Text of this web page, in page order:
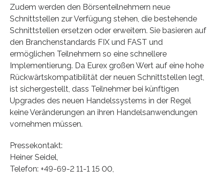
Zudem werden den Börsenteilnehmern neue
Schnittstellen zur Verfügung stehen, die bestehende
Schnittstellen ersetzen oder erweitern. Sie basieren auf
den Branchenstandards FIX und FAST und
ermöglichen Teilnehmern so eine schnellere
Implementierung. Da Eurex großen Wert auf eine hohe
Rückwärtskompatibilität der neuen Schnittstellen legt,
ist sichergestellt, dass Teilnehmer bei künftigen
Upgrades des neuen Handelssystems in der Regel
keine Veränderungen an ihren Handelsanwendungen
vornehmen müssen.
Pressekontakt:
Heiner Seidel,
Telefon: +49-69-2 11-1 15 00,